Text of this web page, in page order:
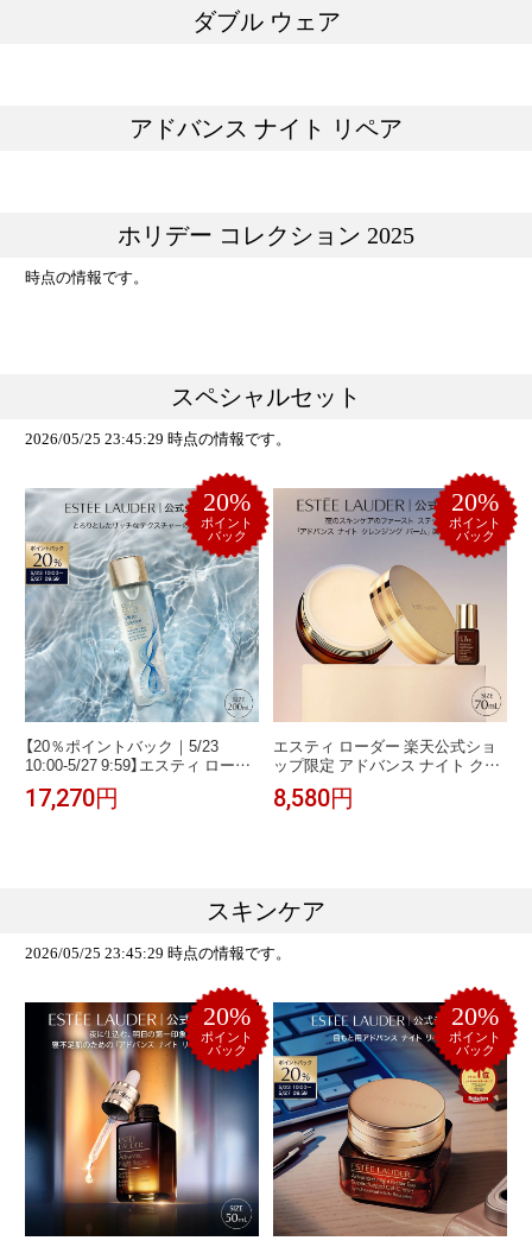
ダブル ウェア
アドバンス ナイト リペア
ホリデー コレクション 2025
時点の情報です。
スペシャルセット
20%
ポイント
バック
【20％ポイントバック｜5/23
10:00-5/27 9:59】エスティ ローダ
ー マイクロ エッセンス ローショ
ン BF 200mL ESTEE LAUDER |
17,270円
20%
ポイント
バック
エスティ ローダー 楽天公式ショ
ップ限定 アドバンス ナイト クレ
ンジング バーム セット ESTEE
LAUDER | 美容液 クレンザー メイ
8,580円
2026/05/25 23:45:29 時点の情報です。
スキンケア
20%
ポイント
バック
20%
ポイント
バック
2026/05/25 23:45:29 時点の情報です。